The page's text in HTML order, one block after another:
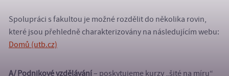
Spolupráci s fakultou je možné rozdělit do několika rovin,
které jsou přehledně charakterizovány na následujícím webu:
Domů (utb.cz)
A/ Podnikové vzdělávání– poskytujeme kurzy „šité na míru“